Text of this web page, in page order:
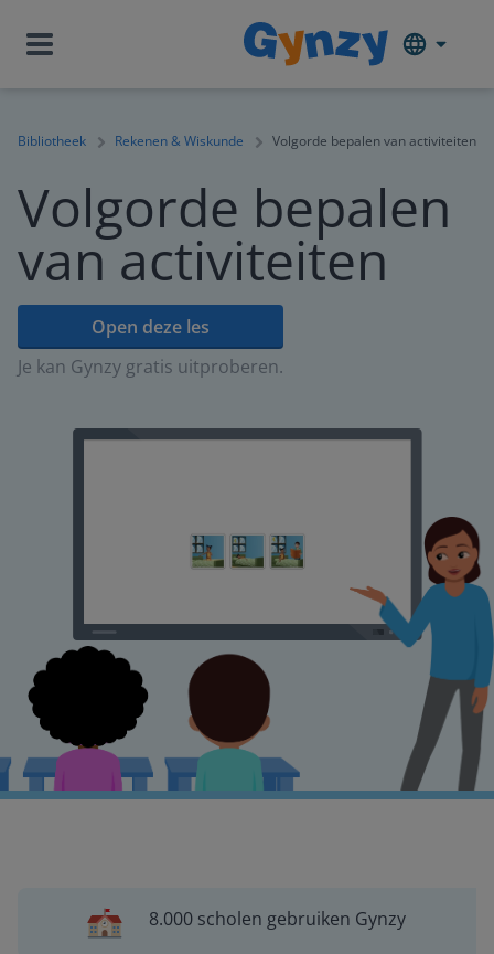
Bibliotheek Rekenen & Wiskunde Volgorde bepalen van activiteiten
Volgorde bepalen
van activiteiten
Open deze les
Je kan Gynzy gratis uitproberen.
8.000 scholen gebruiken Gynzy